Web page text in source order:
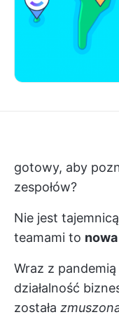
gotowy, aby
zespołów?
Nie jest
teamami to
Wraz z pandemią
działalność
została